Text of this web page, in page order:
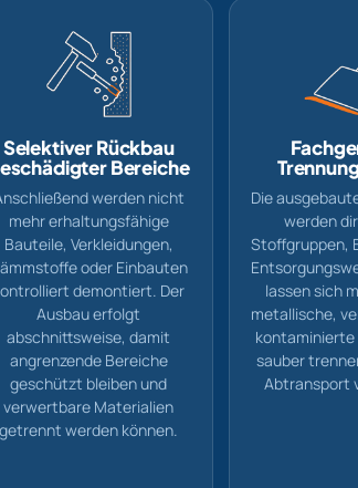
Selektiver Rückbau
Bereiche
werden nicht
mehr erhaltungsfähige
Bauteile, Verkleidungen,
oder Einbauten
demontiert. Der
Ausbau erfolgt
abschnittsweise, damit
angrenzende Bereiche
geschützt bleiben und
verwertbare Materialien
getrennt werden können.
Die
werden
Stoffgruppen,
lassen sich
metallische,
sauber
Abtransport